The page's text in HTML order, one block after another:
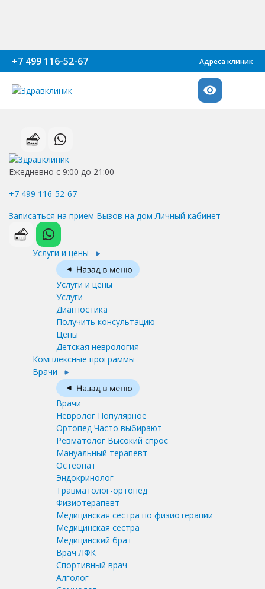
+7 499 116-52-67 Адреса клиник
Ежедневно с 9:00 до 21:00
+7 499 116-52-67
Записаться на прием Вызов на дом Личный кабинет
Услуги и цены
Услуги и цены
Услуги
Диагностика
Получить консультацию
Цены
Детская неврология
Комплексные программы
Врачи
Врачи
Невролог Популярное
Ортопед Часто выбирают
Ревматолог Высокий спрос
Мануальный терапевт
Остеопат
Эндокринолог
Травматолог-ортопед
Физиотерапевт
Медицинская сестра по физиотерапии
Медицинская сестра
Медицинский брат
Врач ЛФК
Спортивный врач
Алголог